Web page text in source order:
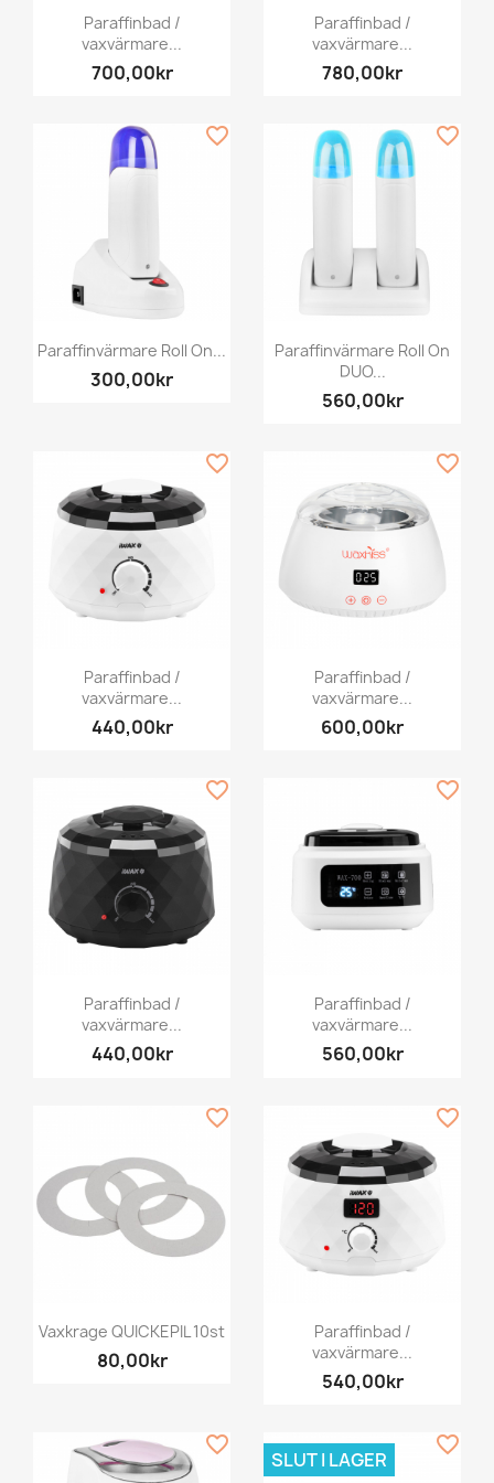
Paraffinbad /
vaxvärmare...
700,00kr
Paraffinbad /
vaxvärmare...
780,00kr
Paraffinvärmare Roll On...
300,00kr
favorite_border
Paraffinvärmare Roll On
DUO...
560,00kr
favorite_border
Paraffinbad /
vaxvärmare...
440,00kr
favorite_border
Paraffinbad /
vaxvärmare...
600,00kr
favorite_border
Paraffinbad /
vaxvärmare...
440,00kr
favorite_border
Paraffinbad /
vaxvärmare...
560,00kr
favorite_border
Vaxkrage QUICKEPIL 10st
80,00kr
favorite_border
Paraffinbad /
vaxvärmare...
540,00kr
favorite_border
favorite_border
SLUT I LAGER
favorite_border